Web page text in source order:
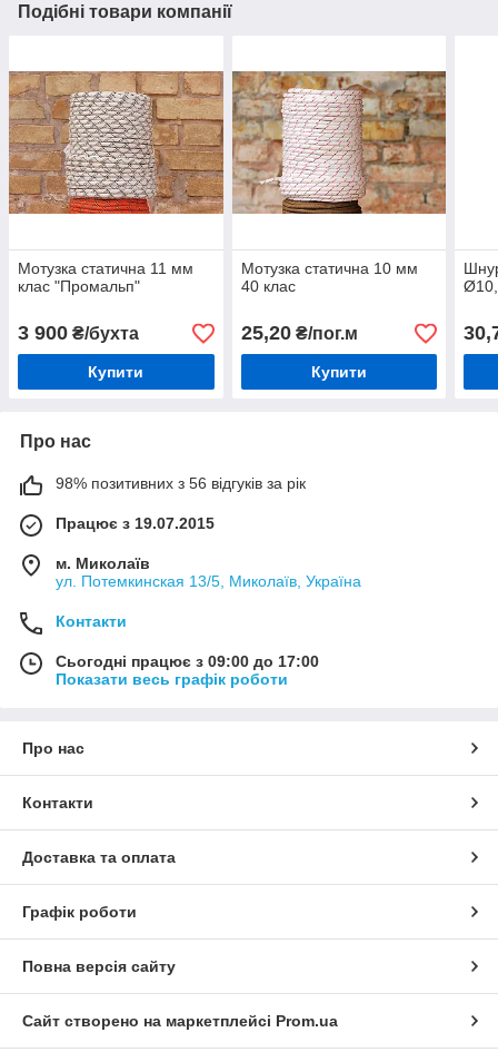
Подібні товари компанії
Мотузка статична 11 мм
клас "Промальп"
3 900 ₴/бухта
Купити
Мотузка статична 10 мм
40 клас
25,20₴/пог.м
Купити
Про нас
98% позитивних з 56 відгуків за рік
Працює з 19.07.2015
м. Миколаїв
ул. Потемкинская 13/5, Миколаїв, Україна
Контакти
Сьогодні працює з 09:00 до 17:00
Показати весь графік роботи
Про нас
Контакти
Доставка та оплата
Графік роботи
Повна версія сайту
Сайт створено на маркетплейсі Prom.ua